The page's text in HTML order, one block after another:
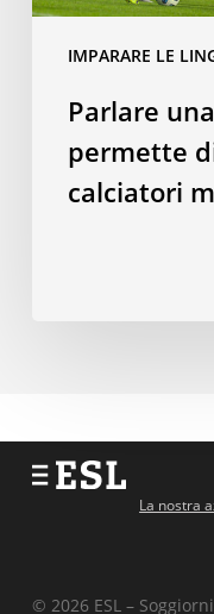
IMPARARE LE
diventare
Parlare
permette
calciatori
La nostra
© 2026 ESL –